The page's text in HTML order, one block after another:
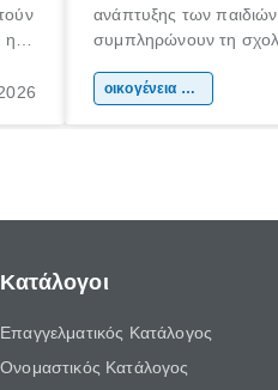
η
ανάπτυξης των
συμπληρώνουν τη
της προσωπικότητας,
οικογένεια & παιδί
Κατάλογοι
Επαγγελματικός Κατάλογος
Ονομαστικός Κατάλογος